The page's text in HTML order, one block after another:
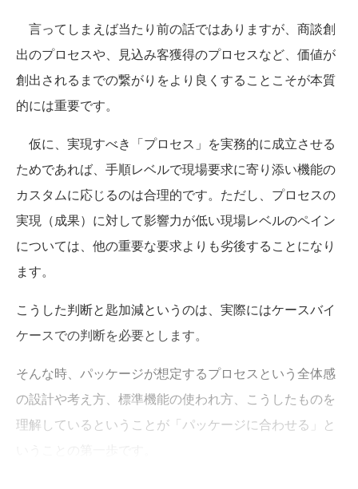
言ってしまえば当たり前の話ではありますが、商談創
出のプロセスや、見込み客獲得のプロセスなど、価値が
創出されるまでの繋がりをより良くすることこそが本質
的には重要です。
仮に、実現すべき「プロセス」を実務的に成立させる
ためであれば、手順レベルで現場要求に寄り添い機能の
カスタムに応じるのは合理的です。ただし、プロセスの
実現（成果）に対して影響力が低い現場レベルのペイン
については、他の重要な要求よりも劣後することになり
ます。
こうした判断と匙加減というのは、 実際にはケースバイ
ケースでの判断を必要とします。
そんな時、パッケージが想定するプロセスという全体感
の設計や考え方、標準機能の使われ方、こうしたものを
理解しているということが「パッケージに合わせる」と